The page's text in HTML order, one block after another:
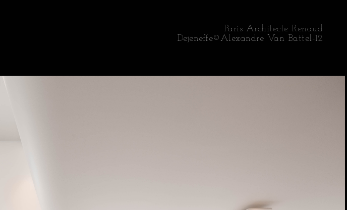
Paris Architecte Renaud
Dejeneffe©Alexandre Van Battel-12